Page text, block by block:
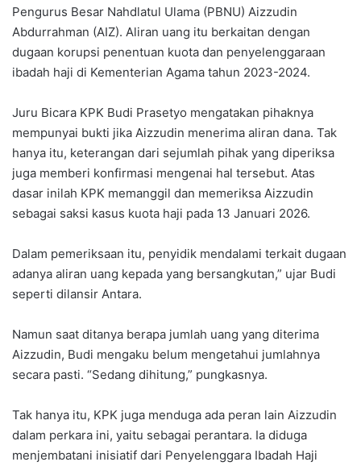
Pengurus Besar Nahdlatul Ulama (PBNU) Aizzudin
Abdurrahman (AIZ). Aliran uang itu berkaitan dengan
dugaan korupsi penentuan kuota dan penyelenggaraan
ibadah haji di Kementerian Agama tahun 2023-2024.
Juru Bicara KPK Budi Prasetyo mengatakan pihaknya
mempunyai bukti jika Aizzudin menerima aliran dana. Tak
hanya itu, keterangan dari sejumlah pihak yang diperiksa
juga memberi konfirmasi mengenai hal tersebut. Atas
dasar inilah KPK memanggil dan memeriksa Aizzudin
sebagai saksi kasus kuota haji pada 13 Januari 2026.
Dalam pemeriksaan itu, penyidik mendalami terkait dugaan
adanya aliran uang kepada yang bersangkutan,” ujar Budi
seperti dilansir Antara.
Namun saat ditanya berapa jumlah uang yang diterima
Aizzudin, Budi mengaku belum mengetahui jumlahnya
secara pasti. “Sedang dihitung,” pungkasnya.
Tak hanya itu, KPK juga menduga ada peran lain Aizzudin
dalam perkara ini, yaitu sebagai perantara. Ia diduga
menjembatani inisiatif dari Penyelenggara Ibadah Haji